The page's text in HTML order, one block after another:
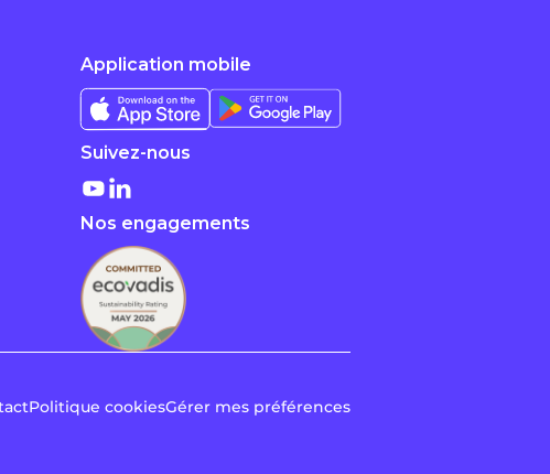
Application mobile
Suivez-nous
Nos engagements
Politique cookiesGérer mes préférences